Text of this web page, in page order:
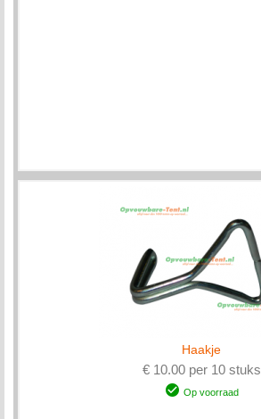
Haakje
€ 10.00 per 10 stuks
Op voorraad